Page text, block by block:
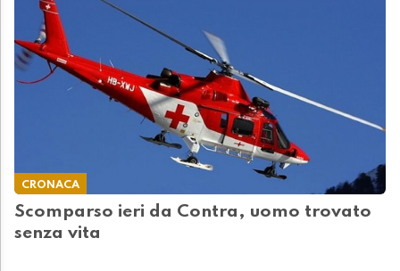
CRONACA
Scomparso ieri da Contra, uomo trovato
senza vita